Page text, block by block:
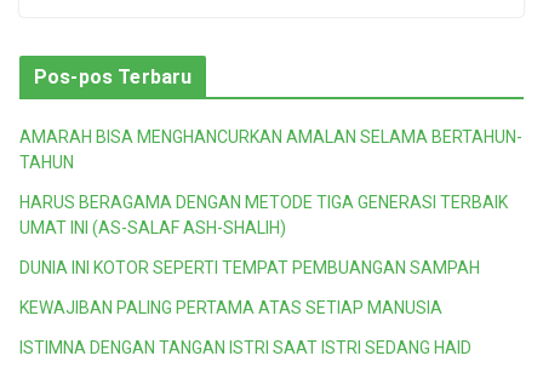
Pos-pos Terbaru
AMARAH BISA MENGHANCURKAN AMALAN SELAMA BERTAHUN-
TAHUN
HARUS BERAGAMA DENGAN METODE TIGA GENERASI TERBAIK
UMAT INI (AS-SALAF ASH-SHALIH)
DUNIA INI KOTOR SEPERTI TEMPAT PEMBUANGAN SAMPAH
KEWAJIBAN PALING PERTAMA ATAS SETIAP MANUSIA
ISTIMNA DENGAN TANGAN ISTRI SAAT ISTRI SEDANG HAID